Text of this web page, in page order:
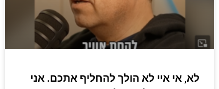
לא, אי איי לא הולך להחליף אתכם. אני